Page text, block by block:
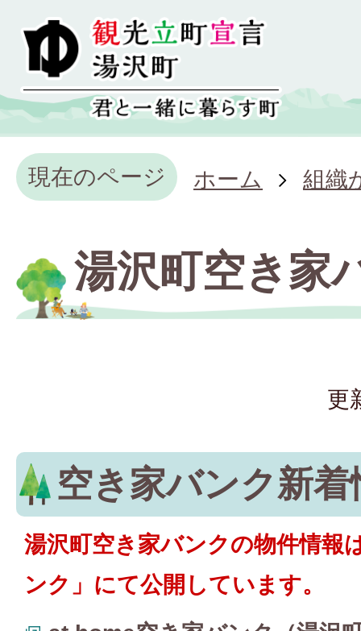
現在のページ ホーム 組織
湯沢町空き家
更
空き家バンク新着
湯沢町空き家バンクの物件情報
ンク」にて公開しています。